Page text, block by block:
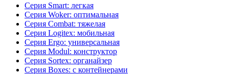
Серия Smart: легкая
Серия Woker: оптимальная
Серия Combat: тяжелая
Серия Logitex: мобильная
Серия Ergo: универсальная
Серия Modul: конструктор
Серия Sortex: органайзер
Серия Boxes: с контейнерами